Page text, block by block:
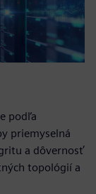
podľa
priemyselná
a dôvernosť
topológií a